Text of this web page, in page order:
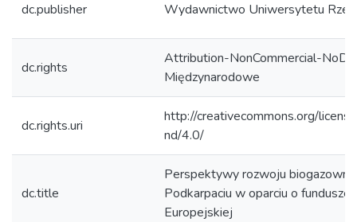
dc.publisher Wydawnictwo Uniwersytetu
dc.rights
Attribution-NonCommercial-
Międzynarodowe
dc.rights.uri
http://creativecommons.org/
nd/4.0/
dc.title
Perspektywy rozwoju biogazowni
Podkarpaciu w oparciu o fundusze
Europejskiej